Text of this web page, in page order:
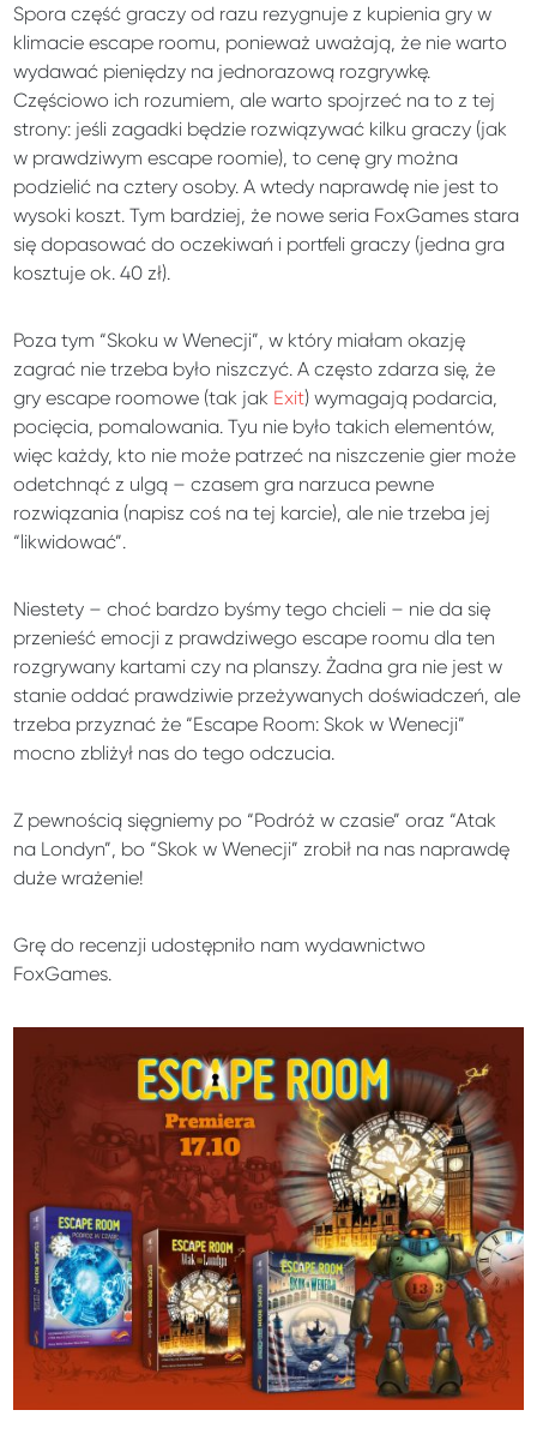
Spora część graczy od razu rezygnuje z kupienia gry w
klimacie escape roomu, ponieważ uważają, że nie warto
wydawać pieniędzy na jednorazową rozgrywkę.
Częściowo ich rozumiem, ale warto spojrzeć na to z tej
strony: jeśli zagadki będzie rozwiązywać kilku graczy (jak
w prawdziwym escape roomie), to cenę gry można
podzielić na cztery osoby. A wtedy naprawdę nie jest to
wysoki koszt. Tym bardziej, że nowe seria FoxGames stara
się dopasować do oczekiwań i portfeli graczy (jedna gra
kosztuje ok. 40 zł).
Poza tym “Skoku w Wenecji”, w który miałam okazję
zagrać nie trzeba było niszczyć. A często zdarza się, że
gry escape roomowe (tak jak Exit) wymagają podarcia,
pocięcia, pomalowania. Tyu nie było takich elementów,
więc każdy, kto nie może patrzeć na niszczenie gier może
odetchnąć z ulgą – czasem gra narzuca pewne
rozwiązania (napisz coś na tej karcie), ale nie trzeba jej
“likwidować”.
Niestety – choć bardzo byśmy tego chcieli – nie da się
przenieść emocji z prawdziwego escape roomu dla ten
rozgrywany kartami czy na planszy. Żadna gra nie jest w
stanie oddać prawdziwie przeżywanych doświadczeń, ale
trzeba przyznać że “Escape Room: Skok w Wenecji”
mocno zbliżył nas do tego odczucia.
Z pewnością sięgniemy po “Podróż w czasie” oraz “Atak
na Londyn”, bo “Skok w Wenecji” zrobił na nas naprawdę
duże wrażenie!
Grę do recenzji udostępniło nam wydawnictwo
FoxGames.